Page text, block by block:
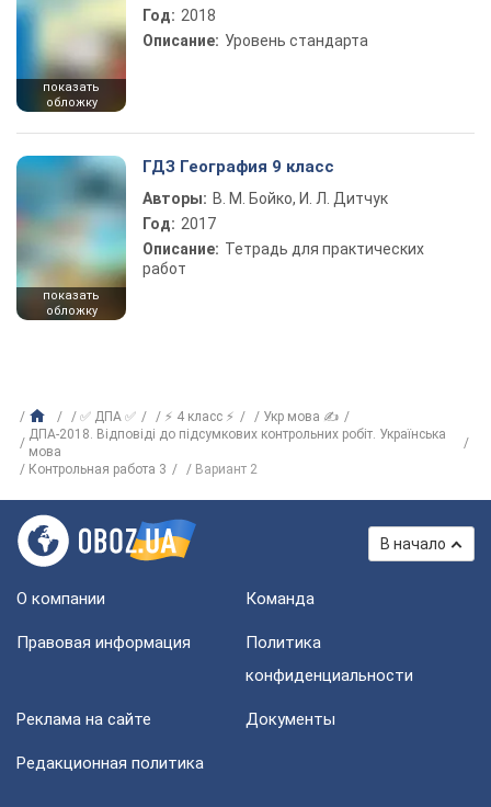
показать
обложку
Год: 2018
Описание: Уровень стандарта
показать
обложку
ГДЗ География 9 класс
Авторы: В. М. Бойко, И. Л. Дитчук
Год: 2017
Описание: Тетрадь для практических
работ
✅ ДПА ✅ ⚡ 4 класс ⚡
Укр мова ✍
ДПА-2018. Відповіді до підсумкових контрольних робіт. Українська
мова
Контрольная работа 3
Вариант 2
В начало
О компании Команда
Правовая информация
Политика
конфиденциальности
Реклама на сайте Документы
Редакционная политика